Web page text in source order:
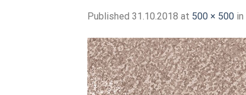
Published 31.10.2018 at 500 × 500 in